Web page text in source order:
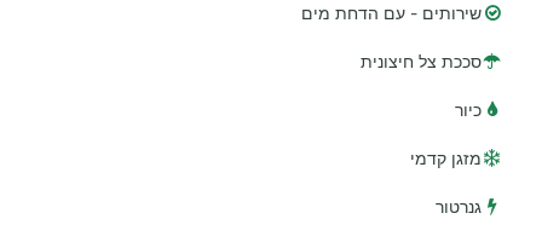
שירותים - עם הדחת מים
סככת צל חיצונית
כיור
מזגן קדמי
גנרטור